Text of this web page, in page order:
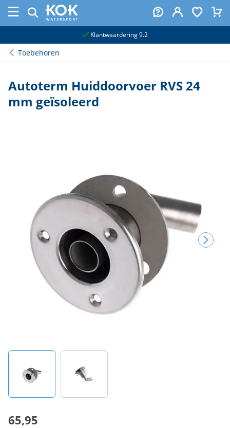
Klantwaardering 9.2
Toebehoren
Autoterm Huiddoorvoer RVS 24
mm geïsoleerd
65,95